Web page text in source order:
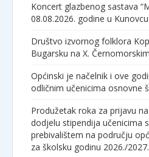
Koncert glazbenog sastava
08.08.2026. godine u Kunovcu
Društvo izvornog folklora
Bugarsku na X.
Općinski je načelnik i ove
odličnim učenicima osnovne
Produžetak roka za prijavu
dodjelu stipendija učenicima
prebivalištem na području
za školsku godinu 2026./2027.